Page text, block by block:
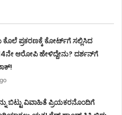
ಕೊಲೆ ಪ್ರಕರಣಕ್ಕೆ ಕೋರ್ಟ್‌ಗೆ ಸಲ್ಲಿಸಿದ
ಆರೋಪಿ ಹೇಳಿದ್ದೇನು? ದರ್ಶನ್‌ಗೆ
ಬಿಟ್ಟು ವಿವಾಹಿತೆ ಪ್ರಿಯಕರನೊಂದಿಗೆ